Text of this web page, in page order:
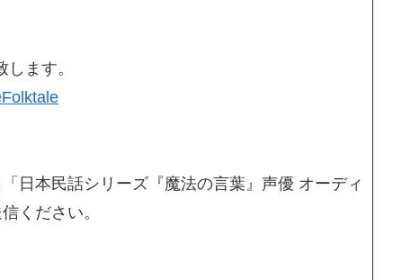
ます。
日本民話シリーズ『魔法の言葉』声優 オーディ
ください。